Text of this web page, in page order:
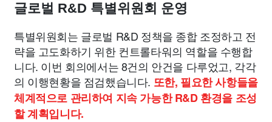
글로벌 R&D 특별위원회 운영
특별위원회는 글로벌 R&D 정책을 종합 조정하고 전
략을 고도화하기 위한 컨트롤타워의 역할을 수행합
니다. 이번 회의에서는 8건의 안건을 다루었고, 각각
의 이행현황을 점검했습니다. 또한, 필요한 사항들을
체계적으로 관리하여 지속 가능한 R&D 환경을 조성
할 계획입니다.